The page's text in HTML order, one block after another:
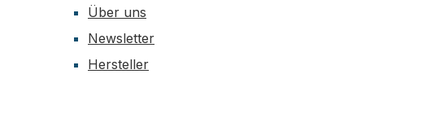
Über uns
Newsletter
Hersteller